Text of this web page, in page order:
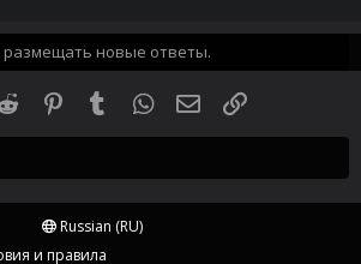
размещать новые ответы.
Reddit PinterestTumblrWhatsAppЭлектронная почта
Ссылка
Russian (RU)
и правила